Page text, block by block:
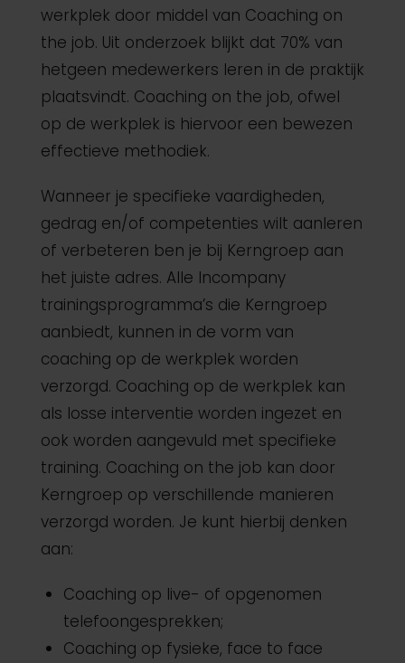
werkplek door middel van Coaching on
the job. Uit onderzoek blijkt dat 70% van
hetgeen medewerkers leren in de praktijk
plaatsvindt. Coaching on the job, ofwel
op de werkplek is hiervoor een bewezen
effectieve methodiek.
Wanneer je specifieke vaardigheden,
gedrag en/of competenties wilt aanleren
of verbeteren ben je bij Kerngroep aan
het juiste adres. Alle Incompany
trainingsprogramma’s die Kerngroep
aanbiedt, kunnen in de vorm van
coaching op de werkplek worden
verzorgd. Coaching op de werkplek kan
als losse interventie worden ingezet en
ook worden aangevuld met specifieke
training. Coaching on the job kan door
Kerngroep op verschillende manieren
verzorgd worden. Je kunt hierbij denken
aan:
Coaching op live- of opgenomen
telefoongesprekken;
Coaching op fysieke, face to face